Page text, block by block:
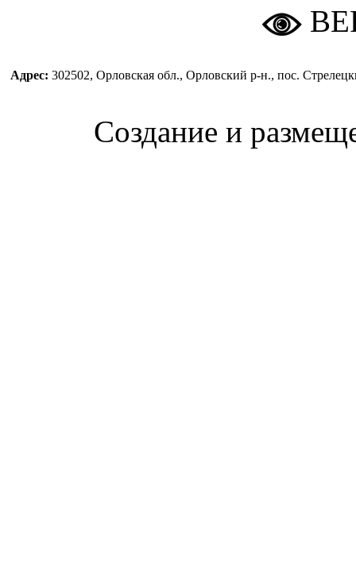
Адрес: 302502, Орловская обл., Орловский р-н., пос.
Создание и